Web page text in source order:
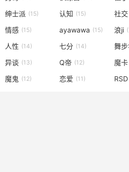
绅士派 (15) 认知 (15) 社交
情感 (15) ayawawa (15) 浪ji
人性 (14) 七分 (14) 舞
异谈 (13) Q帝 (12) 魔卡
魔鬼 (12) 恋爱 (11) RSD